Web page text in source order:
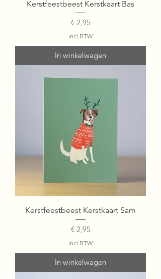
Kerstfeestbeest Kerstkaart Bas
Prijs
€ 2,95
incl.BTW
In winkelwagen
Kerstfeestbeest Kerstkaart Sam
Prijs
€ 2,95
incl.BTW
In winkelwagen